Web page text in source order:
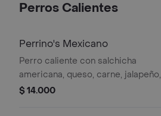
Perros Calientes
Perrino's Mexicano
Perro caliente con salchicha
americana, queso, carne, jalapeño,
cebolla y papa triturada.
$ 14.000